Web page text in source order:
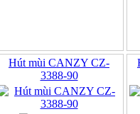
Hút mùi CANZY CZ-
3388-90